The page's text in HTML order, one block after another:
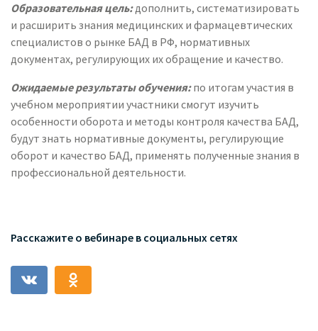
Образовательная цель:дополнить, систематизировать
и расширить знания медицинских и фармацевтических
специалистов о рынке БАД в РФ, нормативных
документах, регулирующих их обращение и качество.
Ожидаемые результаты обучения:по итогам участия в
учебном мероприятии участники смогут изучить
особенности оборота и методы контроля качества БАД,
будут знать нормативные документы, регулирующие
оборот и качество БАД, применять полученные знания в
профессиональной деятельности.
Расскажите о вебинаре в социальных сетях